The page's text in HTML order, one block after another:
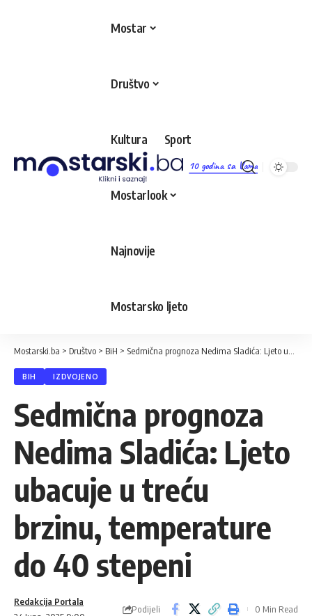
10 godina sa Vama
Mostar
Društvo
Kultura Sport
Mostarlook
Najnovije
Mostarsko ljeto
Mostarski.ba > Društvo > BiH > Sedmična prognoza Nedima Sladića: Ljeto ubacuje u treću brzinu, temperature do 40 stepeni
BIH IZDVOJENO
Sedmična prognoza
Nedima Sladića: Ljeto
ubacuje u treću
brzinu, temperature
do 40 stepeni
Redakcija Portala
Podijeli 0 Min Read